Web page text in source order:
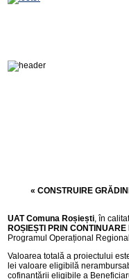
« CONSTRUIRE
UAT Comuna Roșiești, în
ROȘIEȘTI PRIN
Programul Operațional
Valoarea totală a proiectului
lei valoare eligibilă
cofinanțării eligibile a